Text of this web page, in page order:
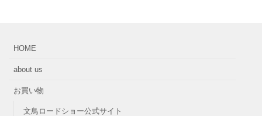
HOME
about us
お買い物
文鳥ロードショー公式サイト